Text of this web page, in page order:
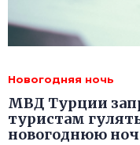
Новогодняя ночь
МВД Турции
туристам
новогоднюю